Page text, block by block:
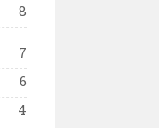
8
7
6
4